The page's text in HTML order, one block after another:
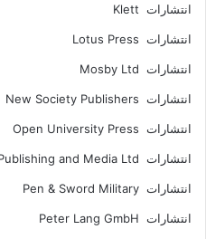
انتشارات Klett
انتشارات Lotus Press
انتشارات Mosby Ltd
انتشارات New Society Publishers
انتشارات Open University Press
انتشارات Pavilion Publishing and Media Ltd
انتشارات Pen & Sword Military
انتشارات Peter Lang GmbH